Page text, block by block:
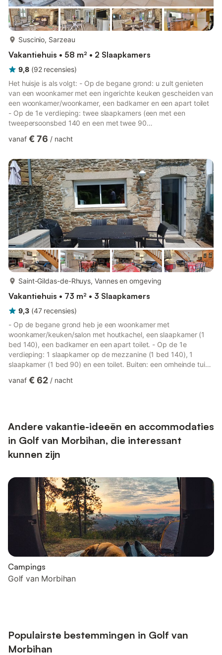
Suscinio, Sarzeau
Vakantiehuis • 58 m² • 2 Slaapkamers
9,8 (92 recensies)
Het huisje is als volgt: - Op de begane grond: u zult genieten
van een woonkamer met een ingerichte keuken gescheiden van
een woonkamer/woonkamer, een badkamer en een apart toilet
- Op de 1e verdieping: twee slaapkamers (een met een
tweepersoonsbed 140 en een met twee 90
zonder vis-à-vis met tuinmeubelen en een barbecue. Gite
zomer wordt bewoond. De tuin bevindt zich aan de rand van de
voetgangerstoegang die bezoekers van het kasteel naar de
parkeerplaats leidt, die enig...
vanaf € 76 / nacht
Saint-Gildas-de-Rhuys, Vannes en omgeving
Vakantiehuis • 73 m² • 3 Slaapkamers
9,3 (47 recensies)
- Op de begane grond heb je een woonkamer met
woonkamer/keuken/salon met houtkachel, een slaapkamer (1
bed 140), een badkamer en een apart toilet. - Op de 1e
verdieping: 1 slaapkamer op de mezzanine (1 bed 140), 1
slaapkamer (1 bed 90) en een toilet. Buiten: een omheinde tuin
(voor de tuin). Bij het huren van lakens zijn de bedden bij
ook verschillende acti...
vanaf € 62 / nacht
Andere vakantie-ideeën en accommodaties
in Golf van Morbihan, die interessant
kunnen zijn
Campings
Golf van Morbihan
Populairste bestemmingen in Golf van
Morbihan